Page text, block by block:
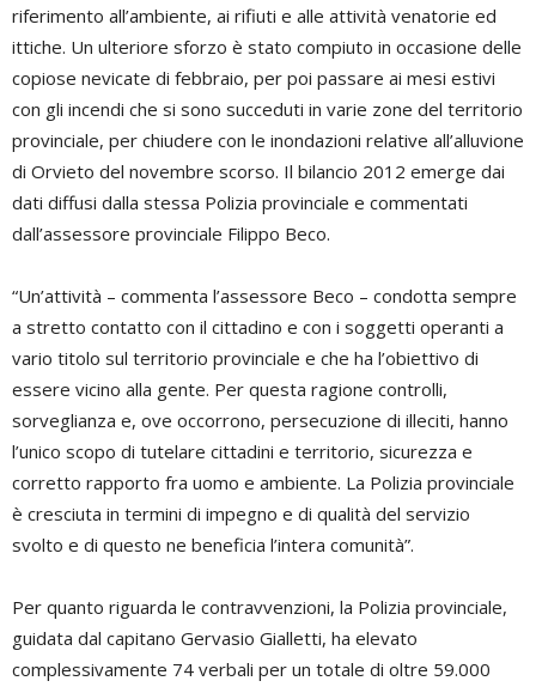
riferimento all’ambiente, ai rifiuti e alle attività venatorie ed
ittiche. Un ulteriore sforzo è stato compiuto in occasione delle
copiose nevicate di febbraio, per poi passare ai mesi estivi
con gli incendi che si sono succeduti in varie zone del territorio
provinciale, per chiudere con le inondazioni relative all’alluvione
di Orvieto del novembre scorso. Il bilancio 2012 emerge dai
dati diffusi dalla stessa Polizia provinciale e commentati
dall’assessore provinciale Filippo Beco.
“Un’attività – commenta l’assessore Beco – condotta sempre
a stretto contatto con il cittadino e con i soggetti operanti a
vario titolo sul territorio provinciale e che ha l’obiettivo di
essere vicino alla gente. Per questa ragione controlli,
sorveglianza e, ove occorrono, persecuzione di illeciti, hanno
l’unico scopo di tutelare cittadini e territorio, sicurezza e
corretto rapporto fra uomo e ambiente. La Polizia provinciale
è cresciuta in termini di impegno e di qualità del servizio
svolto e di questo ne beneficia l’intera comunità”.
Per quanto riguarda le contravvenzioni, la Polizia provinciale,
guidata dal capitano Gervasio Gialletti, ha elevato
complessivamente 74 verbali per un totale di oltre 59.000